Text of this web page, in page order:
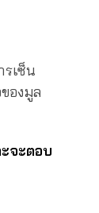
เซ็น
องมูล
จะตอบ